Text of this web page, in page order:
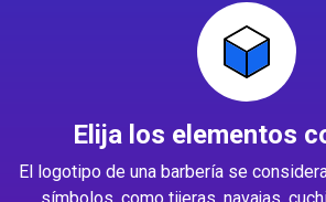
Elija los elementos
El logotipo de una barbería se
símbolos, como tijeras, navajas,